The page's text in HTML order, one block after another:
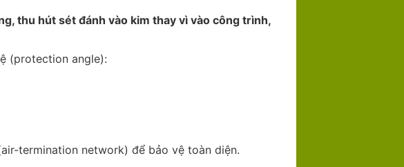
thu hút sét đánh vào kim thay vì vào công trình,
(protection angle):
termination network) để bảo vệ toàn diện.